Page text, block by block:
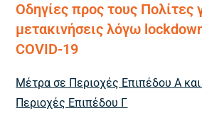
Οδηγίες προς τους Πολίτες
μετακινήσεις λόγω
COVID-19
Μέτρα σε Περιοχές Επιπέδου Α
Περιοχές Επιπέδου Γ